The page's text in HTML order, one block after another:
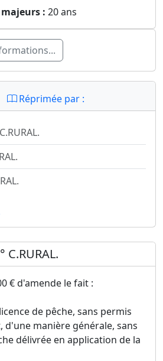
: 20 ans
Réprimée par :
C.RURAL.
€ d'amende le fait :
de pêche, sans permis
d'une manière générale, sans
délivrée en application de la